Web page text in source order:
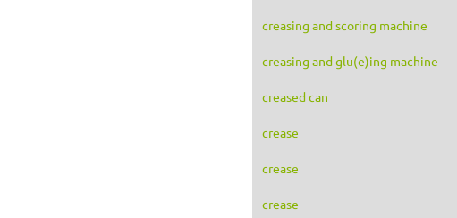
creasing and scoring machine
creasing and glu(e)ing machine
creased can
crease
crease
crease